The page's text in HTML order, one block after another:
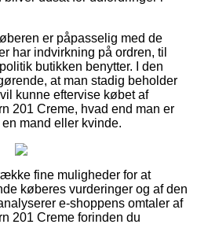
er påpasselig med de
har indvirkning på ordren, til
butikken benytter. I den
at man stadig beholder
kunne eftervise købet af
201 Creme, hvad end man er
mand eller kvinde.
fine muligheder for at
køberes vurderinger og af den
e-shoppens omtaler af
201 Creme forinden du